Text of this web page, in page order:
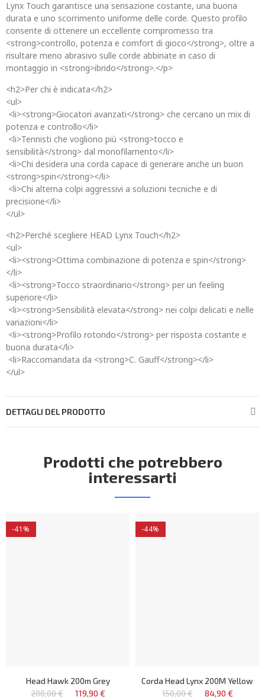
Lynx Touch garantisce una sensazione costante, una buona
durata e uno scorrimento uniforme delle corde. Questo profilo
consente di ottenere un eccellente compromesso tra
<strong>controllo, potenza e comfort di gioco</strong>, oltre a
risultare meno abrasivo sulle corde abbinate in caso di
montaggio in <strong>ibrido</strong>.</p>
<h2>Per chi è indicata</h2>
<ul>
<li><strong>Giocatori avanzati</strong> che cercano un mix di
potenza e controllo</li>
<li>Tennisti che vogliono più <strong>tocco e
sensibilità</strong> dal monofilamento</li>
<li>Chi desidera una corda capace di generare anche un buon
<strong>spin</strong></li>
<li>Chi alterna colpi aggressivi a soluzioni tecniche e di
precisione</li>
</ul>
<h2>Perché scegliere HEAD Lynx Touch</h2>
<ul>
<li><strong>Ottima combinazione di potenza e spin</strong>
</li>
<li><strong>Tocco straordinario</strong> per un feeling
superiore</li>
<li><strong>Sensibilità elevata</strong> nei colpi delicati e nelle
variazioni</li>
<li><strong>Profilo rotondo</strong> per risposta costante e
buona durata</li>
<li>Raccomandata da <strong>C. Gauff</strong></li>
</ul>
DETTAGLI DEL PRODOTTO
Prodotti che potrebbero
interessarti
-41%
Head Hawk 200m Grey
200,00 €
119,90 €
-44%
Corda Head Lynx 200M Yellow
150,00 €
84,90 €